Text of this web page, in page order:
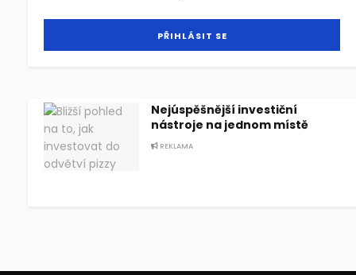
Nejúspěšnější investiční
nástroje na jednom místě
REKLAMA